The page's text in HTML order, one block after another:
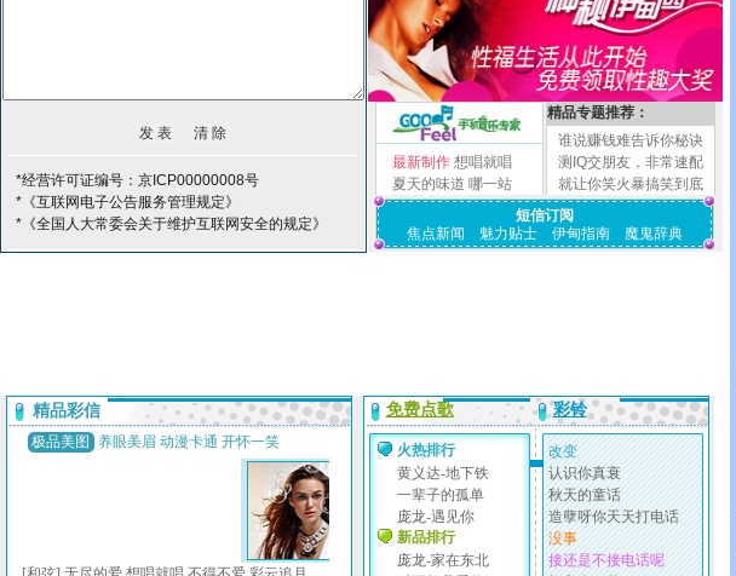
*经营许可证编号：京ICP00000008号
*《互联网电子公告服务管理规定》
*《全国人大常委会关于维护互联网安全的规定》
最新制作 想唱就唱
夏天的味道 哪一站
精品专题推荐：
谁说赚钱难告诉你秘诀
测IQ交朋友，非常速配
就让你笑火暴搞笑到底
短信订阅
焦点新闻
魅力贴士 伊甸指南 魔鬼辞典